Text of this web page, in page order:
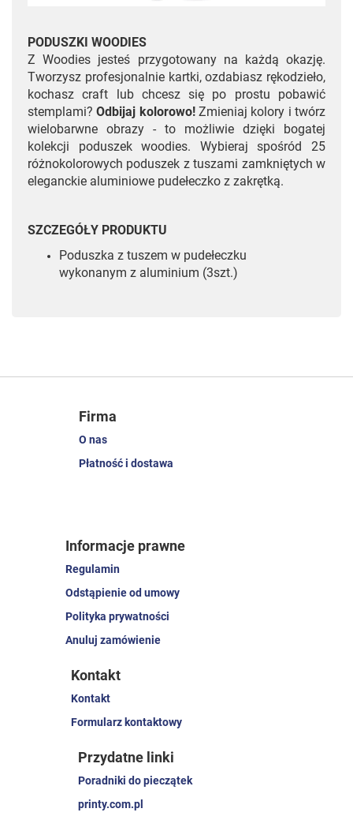
PODUSZKI WOODIES
Z Woodies jesteś przygotowany na każdą okazję.
Tworzysz profesjonalnie kartki, ozdabiasz rękodzieło,
kochasz craft lub chcesz się po prostu pobawić
stemplami?Odbijaj kolorowo!Zmieniaj kolory i twórz
wielobarwne obrazy - to możliwie dzięki bogatej
kolekcji poduszek woodies. Wybieraj spośród 25
różnokolorowych poduszek z tuszami zamkniętych w
eleganckie aluminiowe pudełeczko z zakrętką.
SZCZEGÓŁY PRODUKTU
Poduszka z tuszem w pudełeczku
wykonanym z aluminium (3szt.)
Firma
O nas
Płatność i dostawa
Informacje prawne
Regulamin
Odstąpienie od umowy
Polityka prywatności
Anuluj zamówienie
Kontakt
Kontakt
Formularz kontaktowy
Przydatne linki
Poradniki do pieczątek
printy.com.pl